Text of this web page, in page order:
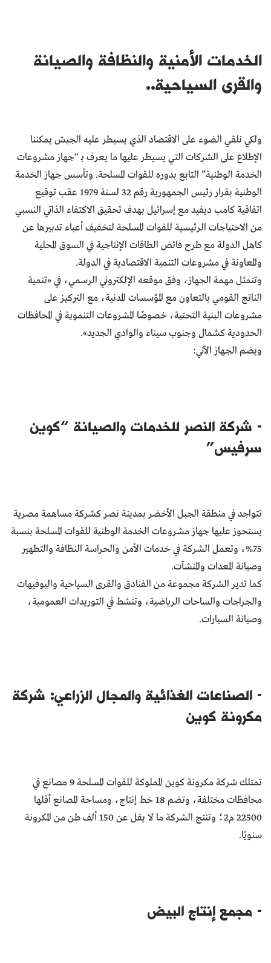
الخدمات الأمنية والنظافة والصيانة
والقرى السياحية..
ولكي نلقي الضوء على الاقتصاد الذي يسيطر عليه الجيش يمكننا
الإطلاع على الشركات التي يسيطر عليها ما يعرف بـ “جهاز مشروعات
الخدمة الوطنية” التابع بدوره للقوات المسلحة. وتأسس جهاز الخدمة
الوطنية بقرار رئيس الجمهورية رقم 32 لسنة 1979 عقب توقيع
اتفاقية كامب ديفيد مع إسرائيل بهدف تحقيق الاكتفاء الذاتي النسبي
من الاحتياجات الرئيسية للقوات المسلحة لتخفيف أعباء تدبيرها عن
كاهل الدولة مع طرح فائض الطاقات الإنتاجية في السوق المحلية
والمعاونة في مشروعات التنمية الاقتصادية في الدولة.
وتتمثل مهمة الجهاز، وفق موقعه الإلكتروني الرسمي، في «تنمية
الناتج القومي بالتعاون مع المؤسسات المدنية، مع التركيز على
مشروعات البنية التحتية، خصوصًا المشروعات التنموية في المحافظات
الحدودية كشمال وجنوب سيناء والوادي الجديد».
ويضم الجهاز الآتي:
- شركة النصر للخدمات والصيانة “كوين
سرفيس”
تتواجد في منطقة الجبل الأخضر بمدينة نصر كشركة مساهمة مصرية
يستحوز عليها جهاز مشروعات الخدمة الوطنية للقوات المسلحة بنسبة
75%، وتعمل الشركة في خدمات الأمن والحراسة النظافة والتطهير
وصيانة المعدات والمنشـآت.
كما تدير الشركة مجموعة من الفنادق والقرى السياحية والبوفيهات
والجراجات والساحات الرياضية، وتنشط في التوريدات العمومية،
وصيانة السيارات.
- الصناعات الغذائية والمجال الزراعي: شركة
مكرونة كوين
تمتلك شركة مكرونة كوين المملوكة للقوات المسلحة 9 مصانع في
محافظات مختلفة، وتضم 18 خط إنتـاج، ومـساحـة المصـانع أقـلها
22500 م2؛ وتنتج الشركة ما لا يقل عن 150 ألف طن من المكرونة
سنويًا.
- مجمع إنتاج البيض